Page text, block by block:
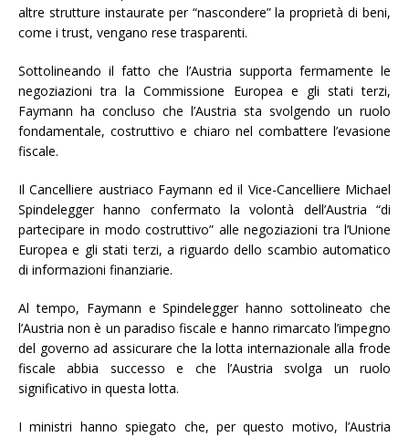
altre strutture instaurate per “nascondere” la proprietà di beni,
come i trust, vengano rese trasparenti.
Sottolineando il fatto che l’Austria supporta fermamente le
negoziazioni tra la Commissione Europea e gli stati terzi,
Faymann ha concluso che l’Austria sta svolgendo un ruolo
fondamentale, costruttivo e chiaro nel combattere l’evasione
fiscale.
Il Cancelliere austriaco Faymann ed il Vice-Cancelliere Michael
Spindelegger hanno confermato la volontà dell’Austria “di
partecipare in modo costruttivo” alle negoziazioni tra l’Unione
Europea e gli stati terzi, a riguardo dello scambio automatico
di informazioni finanziarie.
Al tempo, Faymann e Spindelegger hanno sottolineato che
l’Austria non è un paradiso fiscale e hanno rimarcato l’impegno
del governo ad assicurare che la lotta internazionale alla frode
fiscale abbia successo e che l’Austria svolga un ruolo
significativo in questa lotta.
I ministri hanno spiegato che, per questo motivo, l’Austria